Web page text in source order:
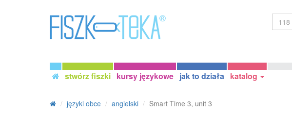
stwórz fiszki kursy językowe jak to działa katalog
języki obce angielski Smart Time 3, unit 3